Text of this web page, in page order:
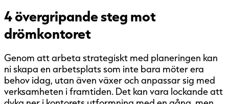
4 övergripande steg mot
drömkontoret
Genom att arbeta strategiskt med planeringen kan
ni skapa en arbetsplats som inte bara möter era
behov idag, utan även växer och anpassar sig med
verksamheten i framtiden. Det kan vara lockande att